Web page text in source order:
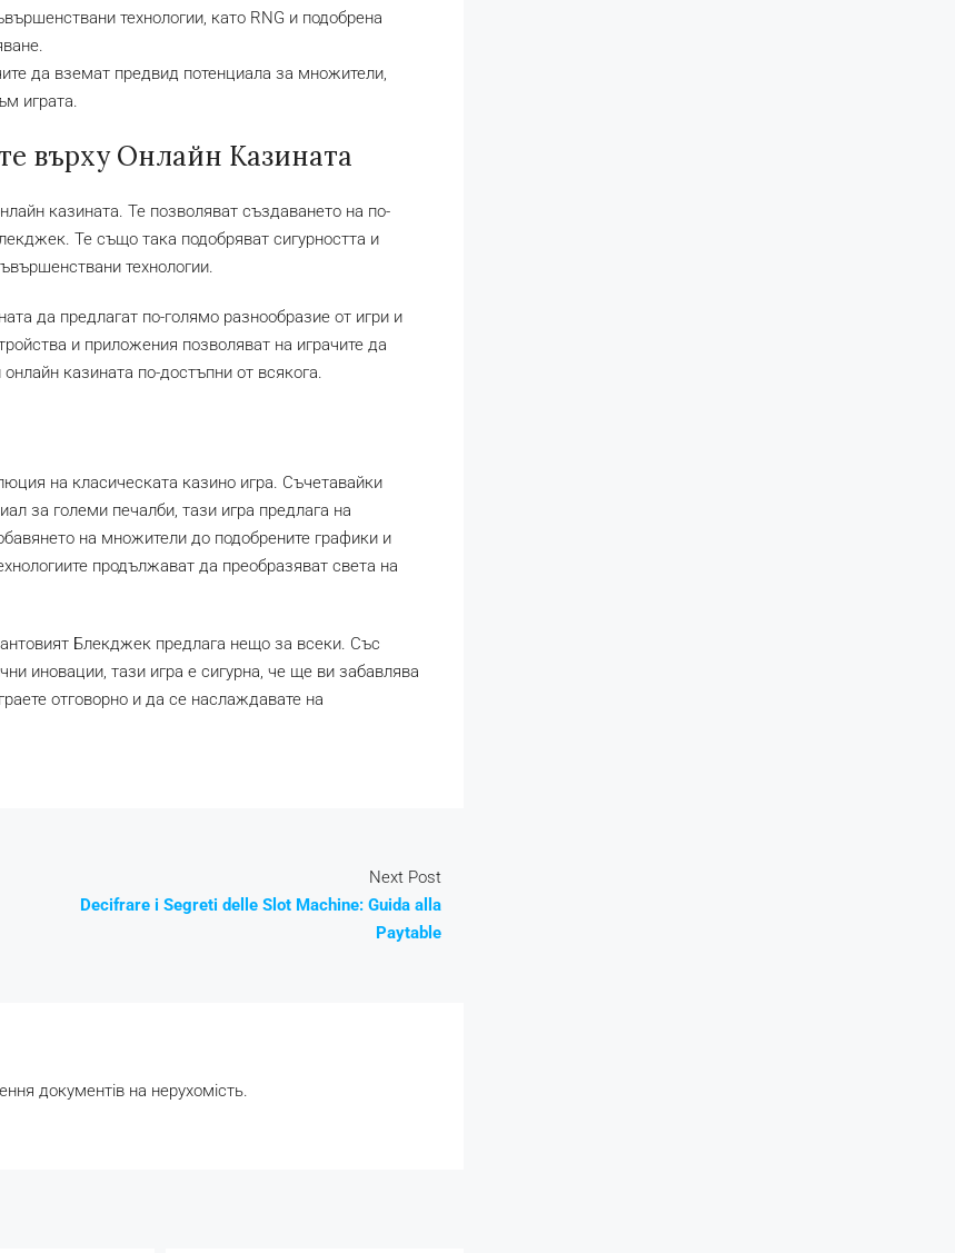
технологии, като RNG и подобрена
да вземат предвид потенциала за множители,
играта.
върху Онлайн Казината
казината. Те позволяват създаването на по-
Те също така подобряват сигурността и
технологии.
да предлагат по-голямо разнообразие от игри и
и приложения позволяват на играчите да
казината по-достъпни от всякога.
на класическата казино игра. Съчетавайки
за големи печалби, тази игра предлага на
на множители до подобрените графики и
продължават да преобразяват света на
Блекджек предлага нещо за всеки. Със
иновации, тази игра е сигурна, че ще ви забавлява
отговорно и да се наслаждавате на
Next Post
Decifrare i Segreti delle Slot Machine: Guida alla
Paytable
документів на нерухомість.